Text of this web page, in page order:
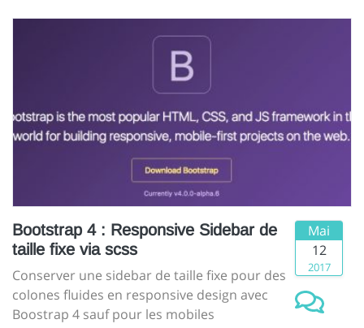
Bootstrap 4 : Responsive Sidebar de
taille fixe via scss
Conserver une sidebar de taille fixe pour des
colones fluides en responsive design avec
Boostrap 4 sauf pour les mobiles
Mai
12
2017